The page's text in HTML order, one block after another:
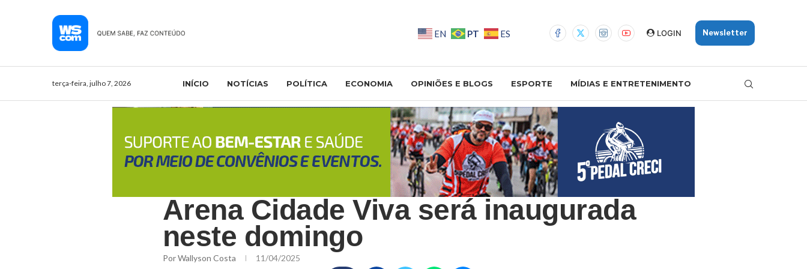
EN PT ES LOGIN Newsletter
terça-feira, julho 7, 2026 INÍCIO NOTÍCIAS POLÍTICA ECONOMIA OPINIÕES E BLOGS ESPORTE MÍDIAS E ENTRETENIMENTO
Arena Cidade Viva será inaugurada
neste domingo
PorWallyson Costa 11/04/2025